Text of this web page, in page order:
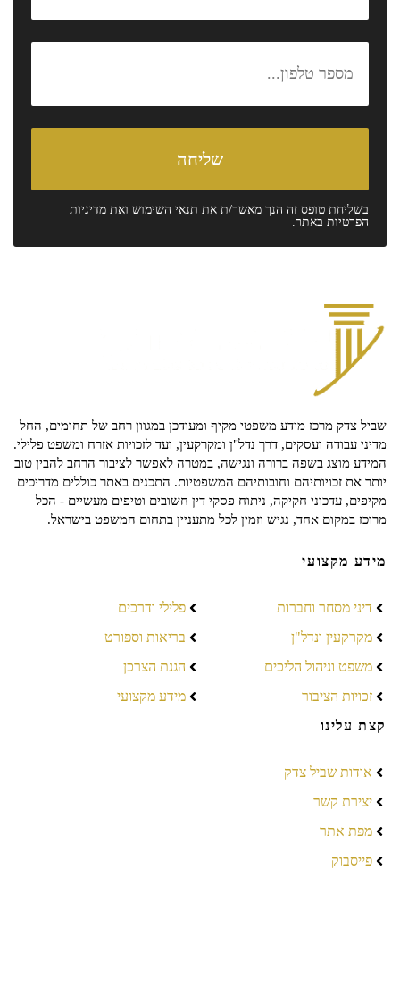
בשליחת טופס זה הנך מאשר/ת את תנאי השימוש ואת מדיניות
הפרטיות באתר.
שביל צדק מרכז מידע משפטי מקיף ומעודכן במגוון רחב של תחומים, החל
מדיני עבודה ועסקים, דרך נדל"ן ומקרקעין, ועד לזכויות אזרח ומשפט פלילי.
המידע מוצג בשפה ברורה ונגישה, במטרה לאפשר לציבור הרחב להבין טוב
יותר את זכויותיהם וחובותיהם המשפטיות. התכנים באתר כוללים מדריכים
מקיפים, עדכוני חקיקה, ניתוח פסקי דין חשובים וטיפים מעשיים - הכל
מרוכז במקום אחד, נגיש וזמין לכל מתעניין בתחום המשפט בישראל.
מידע מקצועי
דיני מסחר וחברות
מקרקעין ונדל"ן
משפט וניהול הליכים
זכויות הציבור
פלילי ודרכים
בריאות וספורט
הגנת הצרכן
מידע מקצועי
קצת עלינו
אודות שביל צדק
יצירת קשר
מפת אתר
פייסבוק